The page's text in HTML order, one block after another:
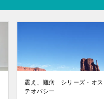
震え、難病 シリーズ・オス
テオパシー